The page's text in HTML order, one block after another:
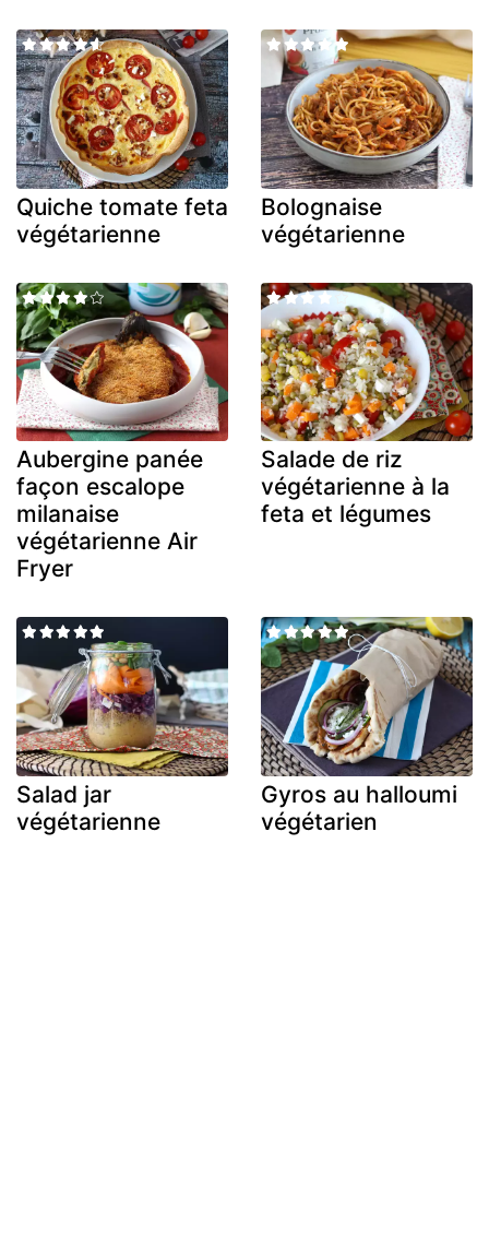
Quiche tomate feta
végétarienne
Bolognaise
végétarienne
Aubergine panée
façon escalope
milanaise
végétarienne Air
Fryer
Salade de riz
végétarienne à la
feta et légumes
Salad jar
végétarienne
Gyros au halloumi
végétarien